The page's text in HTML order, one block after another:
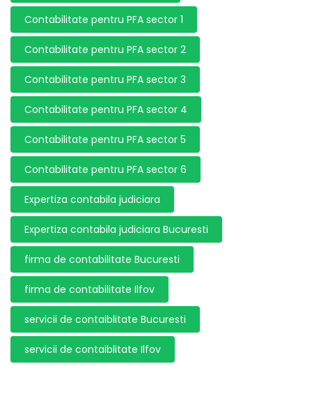
Contabilitate pentru PFA sector 1
Contabilitate pentru PFA sector 2
Contabilitate pentru PFA sector 3
Contabilitate pentru PFA sector 4
Contabilitate pentru PFA sector 5
Contabilitate pentru PFA sector 6
Expertiza contabila judiciara
Expertiza contabila judiciara Bucuresti
firma de contabilitate Bucuresti
firma de contabilitate Ilfov
servicii de contaiblitate Bucuresti
servicii de contaiblitate Ilfov